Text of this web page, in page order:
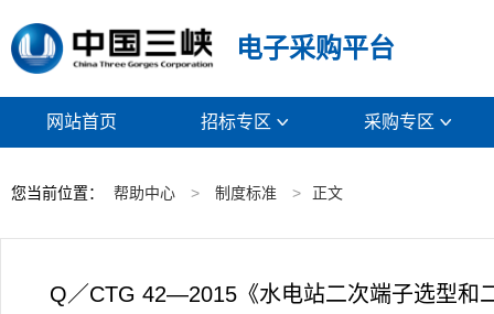
电子采购平台
网站首页 招标专区  采购专区 
您当前位置： 帮助中心 > 制度标准 > 正文
Q／CTG 42—2015《水电站二次端子选型和